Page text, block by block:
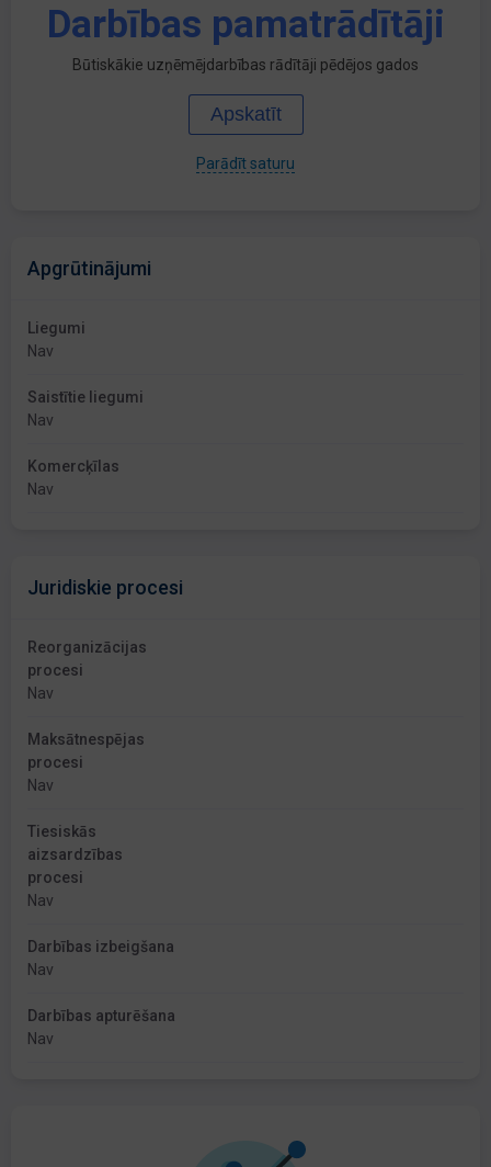
Darbības pamatrādītāji
Būtiskākie uzņēmējdarbības rādītāji pēdējos gados
Apskatīt
Parādīt saturu
Apgrūtinājumi
Liegumi
Nav
Saistītie liegumi
Nav
Komercķīlas
Nav
Juridiskie procesi
Reorganizācijas
procesi
Nav
Maksātnespējas
procesi
Nav
Tiesiskās
aizsardzības
procesi
Nav
Darbības izbeigšana
Nav
Darbības apturēšana
Nav